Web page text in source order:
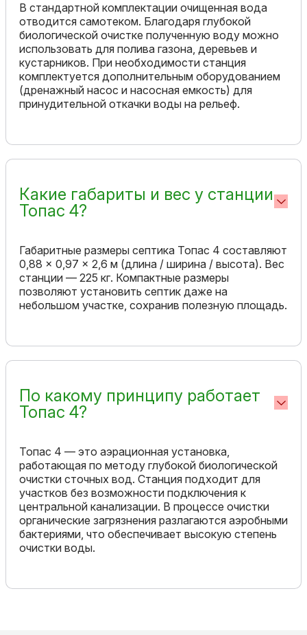
В стандартной комплектации очищенная вода
отводится самотеком. Благодаря глубокой
биологической очистке полученную воду можно
использовать для полива газона, деревьев и
кустарников. При необходимости станция
комплектуется дополнительным оборудованием
(дренажный насос и насосная емкость) для
принудительной откачки воды на рельеф.
Какие габариты и вес у станции
Топас 4?
Габаритные размеры септика Топас 4 составляют
0,88 × 0,97 × 2,6 м (длина / ширина / высота). Вес
станции — 225 кг. Компактные размеры
позволяют установить септик даже на
небольшом участке, сохранив полезную площадь.
По какому принципу работает
Топас 4?
Топас 4 — это аэрационная установка,
работающая по методу глубокой биологической
очистки сточных вод. Станция подходит для
участков без возможности подключения к
центральной канализации. В процессе очистки
органические загрязнения разлагаются аэробными
бактериями, что обеспечивает высокую степень
очистки воды.